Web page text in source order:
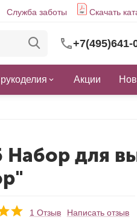
Служба заботы Скачать
+7(495)641-
Акции
Набор для
1 Отзыв Написать отзыв